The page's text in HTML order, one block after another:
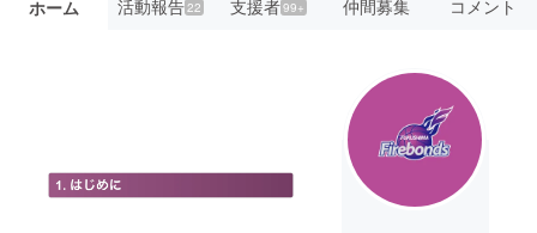
ホーム 活動報告22 支援者99+ 仲間募集 コメント